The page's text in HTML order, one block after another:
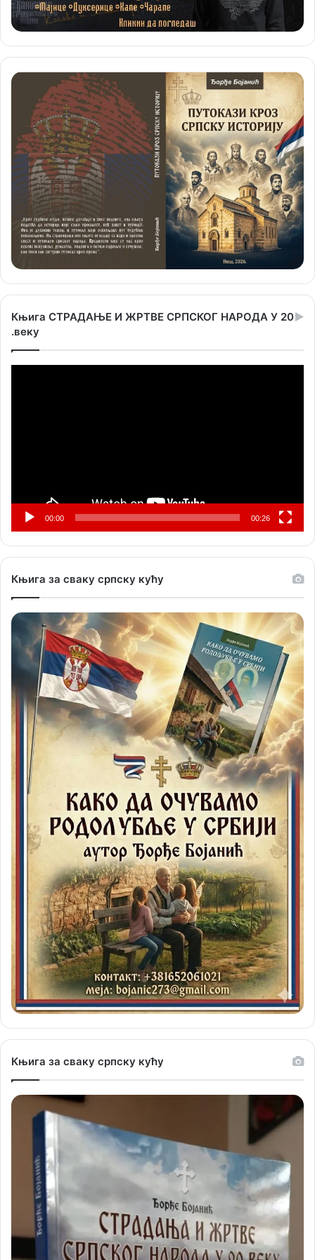
Књига СТРАДАЊЕ И ЖРТВЕ СРПСКОГ НАРОДА У 20
.веку
00:00 00:26
Књига за сваку српску кућу
Књига за сваку српску кућу